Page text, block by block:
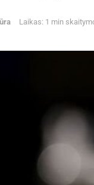
Laikas: 1 min